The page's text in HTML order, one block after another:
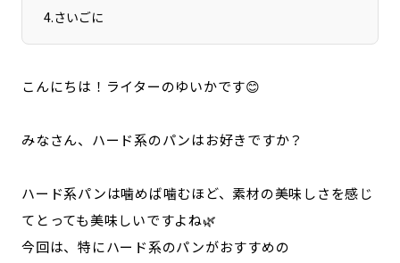
4.さいごに
こんにちは！ライターのゆいかです😊
みなさん、ハード系のパンはお好きですか？
ハード系パンは噛めば噛むほど、素材の美味しさを感じ
てとっても美味しいですよね🌿
今回は、特にハード系のパンがおすすめの